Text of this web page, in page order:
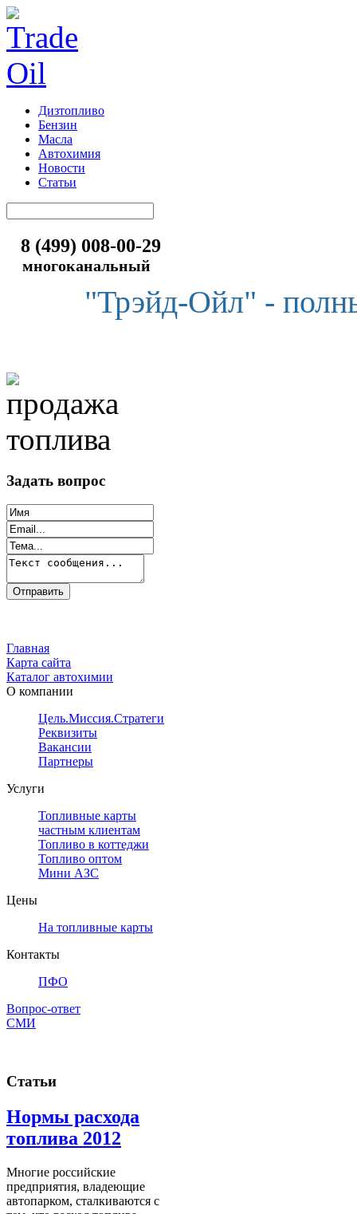
Дизтопливо
Бензин
Масла
Автохимия
Новости
Статьи
8 (499) 008-00-29
многоканальный
"Трэйд-Ойл" -
Задать вопрос
Главная
Карта сайта
Каталог автохимии
О компании
Цель.Миссия.Стратегия.
Реквизиты
Вакансии
Партнеры
Услуги
Топливные карты
частным клиентам
Топливо в коттеджи
Топливо оптом
Мини АЗС
Цены
На топливные карты
Контакты
ПФО
Вопрос-ответ
СМИ
Статьи
Нормы расхода
топлива 2012
Многие российские
предприятия, владеющие
автопарком, сталкиваются с